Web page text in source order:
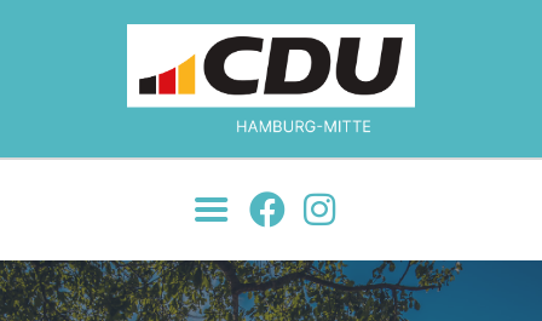
MOIN!
ÜBER UNS
JETZT ENGAGIEREN!
NEWS
JUNGE UNION